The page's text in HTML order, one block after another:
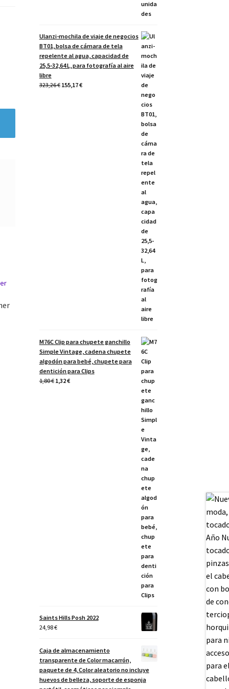
Ulanzi-mochila de viaje de negocios
BT01, bolsa de cámara de tela
repelente al agua, capacidad de
25,5-32,64 L, para fotografía al aire
libre
323,26€ El
155,17€El
M76C Clip para chupete ganchillo
Simple Vintage, cadena chupete
algodón para bebé, chupete para
dentición para Clips
1,80€ El1,32€El
Saints Hills Posh 2022
24,98€
Caja de almacenamiento
transparente de Color macarrón,
paquete de 4, Color aleatorio no incluye
huevos de belleza, soporte de esponja